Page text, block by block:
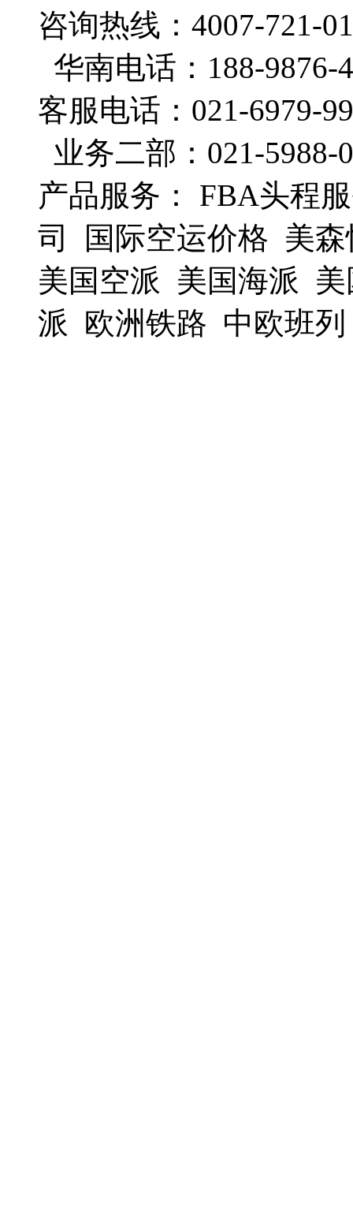
咨询热线：4007-721-
华南电话：188-9876-
客服电话：021-6979-
业务二部：021-5988-
产品服务： FBA头程
司 国际空运价格 美森
美国空派 美国海派
派 欧洲铁路 中欧班